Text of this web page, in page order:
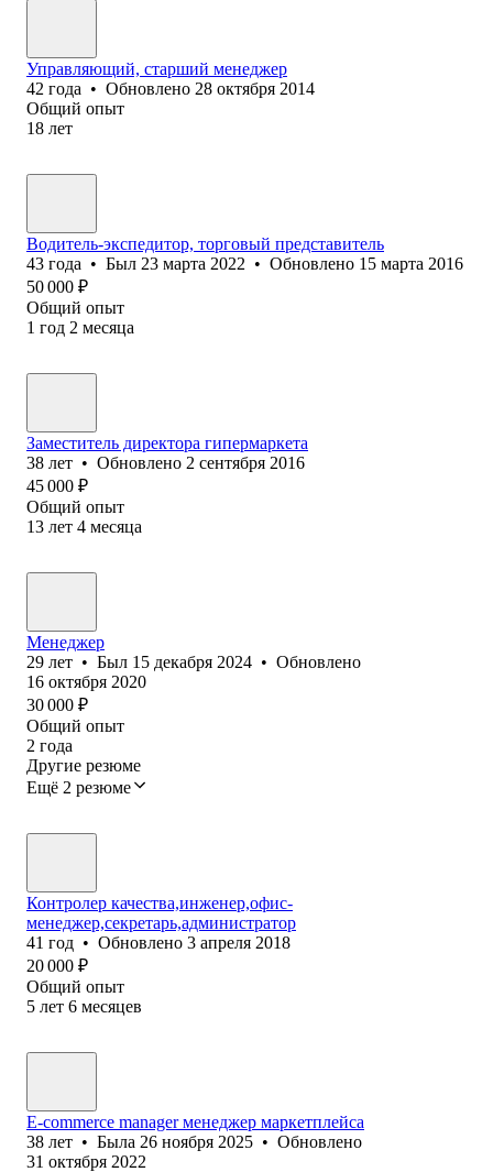
Управляющий, старший менеджер
42 года • Обновлено 28 октября 2014
Общий опыт
18 лет
Водитель-экспедитор, торговый представитель
43 года • Был 23 марта 2022 • Обновлено 15 марта 2016
50 000 ₽
Общий опыт
1 год 2 месяца
Заместитель директора гипермаркета
38 лет • Обновлено 2 сентября 2016
45 000 ₽
Общий опыт
13 лет 4 месяца
Менеджер
29 лет • Был 15 декабря 2024 • Обновлено
16 октября 2020
30 000 ₽
Общий опыт
2 года
Другие резюме
Ещё 2 резюме
Контролер качества,инженер,офис-
менеджер,секретарь,администратор
41 год • Обновлено 3 апреля 2018
20 000 ₽
Общий опыт
5 лет 6 месяцев
E-commerce manager менеджер маркетплейса
38 лет • Была 26 ноября 2025 • Обновлено
31 октября 2022